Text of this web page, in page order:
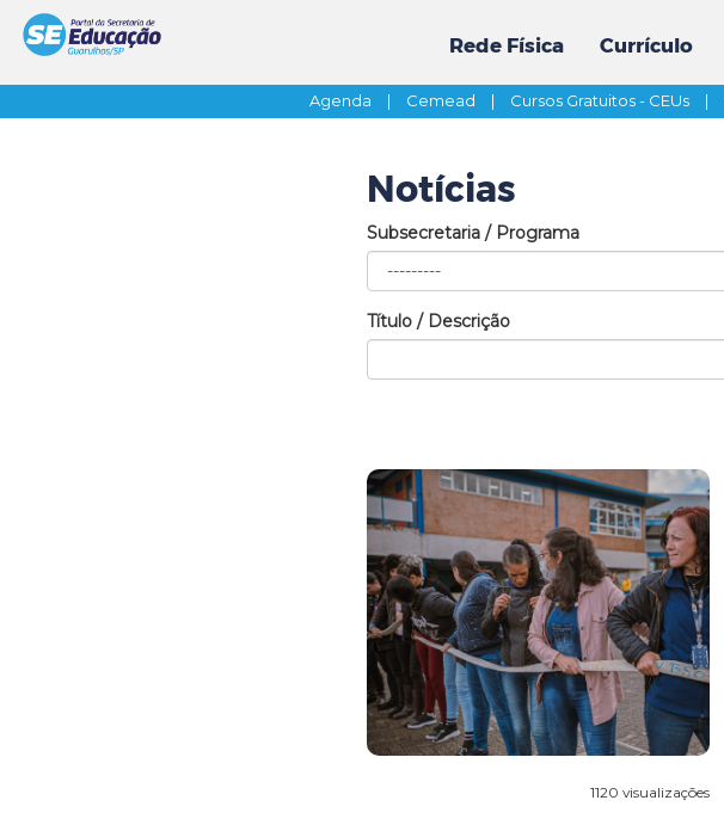
Rede Física Currículo
Agenda | Cemead | Cursos Gratuitos - CEUs |
Notícias
Subsecretaria / Programa
Título / Descrição
1120 visualizações